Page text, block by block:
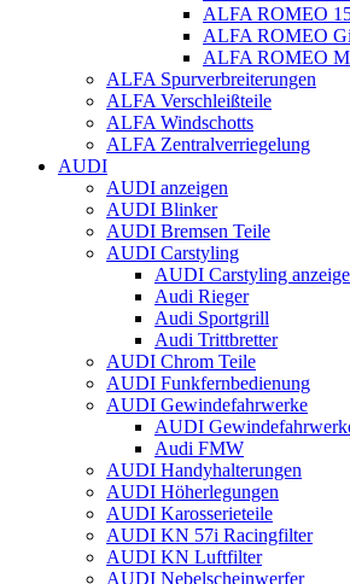
ALFA ROMEO
ALFA ROMEO
ALFA ROMEO
ALFA Spurverbreiterungen
ALFA Verschleißteile
ALFA Windschotts
ALFA Zentralverriegelung
AUDI
AUDI anzeigen
AUDI Blinker
AUDI Bremsen Teile
AUDI Carstyling
AUDI Carstyling
Audi Rieger
Audi Sportgrill
Audi Trittbretter
AUDI Chrom Teile
AUDI Funkfernbedienung
AUDI Gewindefahrwerke
AUDI
Audi FMW
AUDI Handyhalterungen
AUDI Höherlegungen
AUDI Karosserieteile
AUDI KN 57i Racingfilter
AUDI KN Luftfilter
AUDI Nebelscheinwerfer